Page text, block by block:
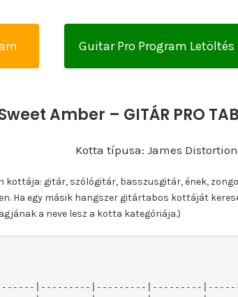
Guitar Pro Program Letöltés
Amber – GITÁR PRO
Kotta típusa: James Distortion
kottája: gitár, szólógitár, basszusgitár, ének,
Ha egy másik hangszer gitártabos kottáját
a neve lesz a kotta kategóriája.)